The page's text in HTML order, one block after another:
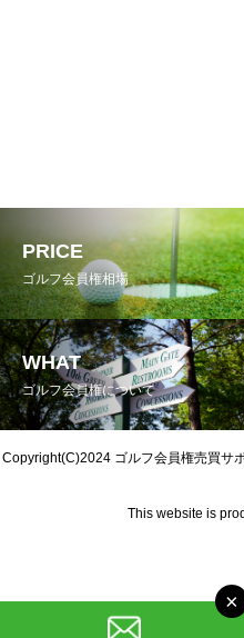
PRICE
ゴルフ会員権相場
WHAT
ゴルフ会員権について
Copyright(C)2024 ゴルフ会員権売買サ
This website is
×